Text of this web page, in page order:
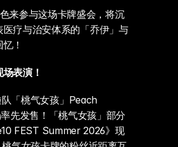
来参与这场卡牌盛会，将沉
疗与治安体系的「乔伊」与
！
表演！
「桃气女孩」Peach
先发售！「桃气女孩」部分
FEST Summer 2026》现